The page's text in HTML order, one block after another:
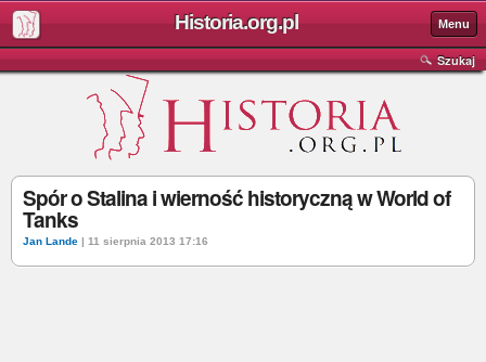
Historia.org.pl Menu
Szukaj
Spór o Stalina i wierność historyczną w World of
Tanks
Jan Lande | 11 sierpnia 2013 17:16